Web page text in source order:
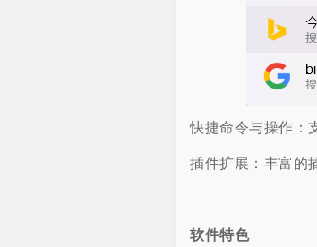
快捷命令与操作：
插件扩展：丰富的
软件特色